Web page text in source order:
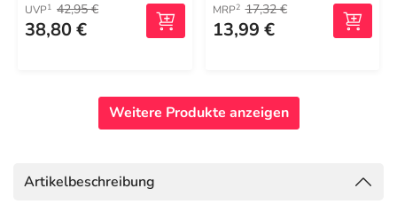
UVP1 42,95 €
38,80 €
MRP2 17,32 €
13,99 €
Weitere Produkte anzeigen
Artikelbeschreibung